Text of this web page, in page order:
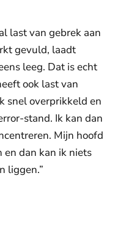
last van gebrek aan
gevuld, laadt
leeg. Dat is echt
ook last van
snel overprikkeld en
stand. Ik kan dan
Mijn hoofd
dan kan ik niets
liggen.”